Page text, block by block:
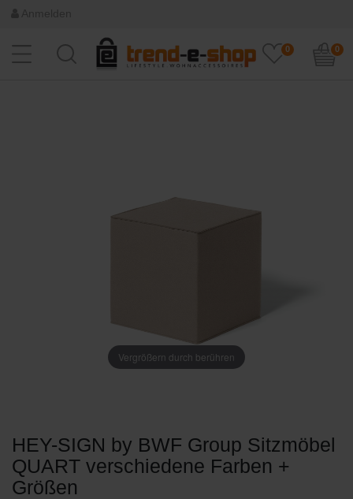
0 0
Vergrößern durch berühren
HEY-SIGN by BWF Group Sitzmöbel
QUART verschiedene Farben +
Größen